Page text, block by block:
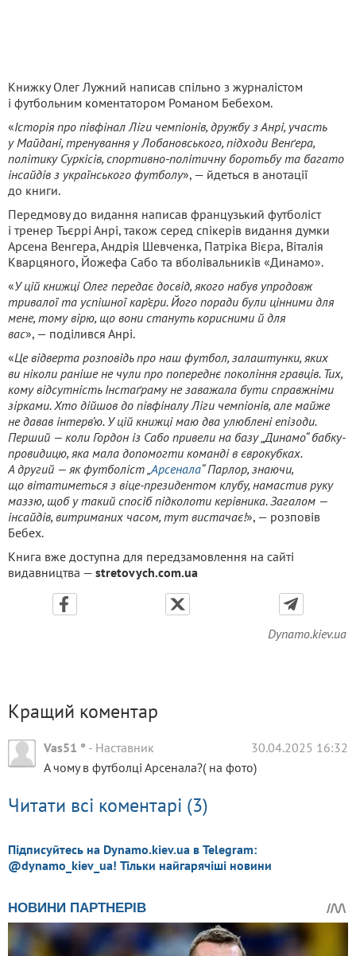
Книжку Олег Лужний написав спільно з журналістом
і футбольним коментатором Романом Бебехом.
«Історія про півфінал Ліги чемпіонів, дружбу з Анрі, участь
у Майдані, тренування у Лобановського, підходи Венґера,
політику Суркісів, спортивно-політичну боротьбу та багато
інсайдів з українського футболу», — йдеться в анотації
до книги.
Передмову до видання написав французький футболіст
і тренер Тьєррі Анрі, також серед спікерів видання думки
Арсена Венгера, Андрія Шевченка, Патріка Вієра, Віталія
Кварцяного, Йожефа Сабо та вболівальників «Динамо».
«У цій книжці Олег передає досвід, якого набув упродовж
тривалої та успішної кар’єри. Його поради були цінними для
мене, тому вірю, що вони стануть корисними й для
вас», — поділився Анрі.
«Це відверта розповідь про наш футбол, залаштунки, яких
ви ніколи раніше не чули про попереднє покоління гравців. Тих,
кому відсутність Інстаґраму не заважала бути справжніми
зірками. Хто дійшов до півфіналу Ліги чемпіонів, але майже
не давав інтерв’ю. У цій книжці маю два улюблені епізоди.
Перший — коли Гордон із Сабо привели на базу „Динамо“ бабку-
провидицю, яка мала допомогти команді в єврокубках.
А другий — як футболіст „ Арсенала“ Парлор, знаючи,
що вітатиметься з віце-президентом клубу, намастив руку
маззю, щоб у такий спосіб підколоти керівника. Загалом —
інсайдів, витриманих часом, тут вистачає!», — розповів
Бебех.
Книга вже доступна для передзамовлення на сайті
видавництва — stretovych.com.ua
Dynamo.kiev.ua
Кращий коментар
Vas51 ° - Наставник
30.04.2025 16:32
А чому в футболці Арсенала?( на фото)
Читати всі коментарі (3)
Підписуйтесь на Dynamo.kiev.ua в Telegram:
@dynamo_kiev_ua! Тільки найгарячіші новини